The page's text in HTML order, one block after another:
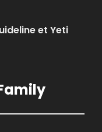
et Yeti